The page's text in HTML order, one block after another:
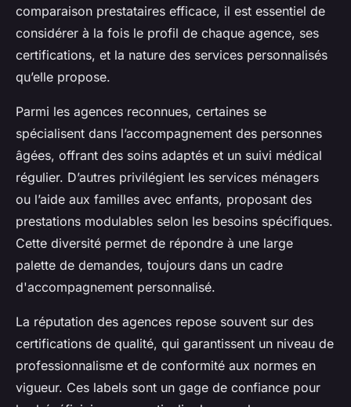
comparaison prestataires efficace, il est essentiel de
considérer à la fois le profil de chaque agence, ses
certifications, et la nature des services personnalisés
qu’elle propose.
Parmi les agences reconnues, certaines se
spécialisent dans l’accompagnement des personnes
âgées, offrant des soins adaptés et un suivi médical
régulier. D’autres privilégient les services ménagers
ou l’aide aux familles avec enfants, proposant des
prestations modulables selon les besoins spécifiques.
Cette diversité permet de répondre à une large
palette de demandes, toujours dans un cadre
d'accompagnement personnalisé.
La réputation des agences repose souvent sur des
certifications de qualité, qui garantissent un niveau de
professionnalisme et de conformité aux normes en
vigueur. Ces labels sont un gage de confiance pour